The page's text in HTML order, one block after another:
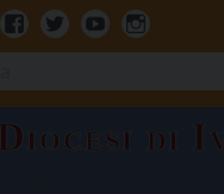
Facebook
TwitterYoutube
Diocesi di